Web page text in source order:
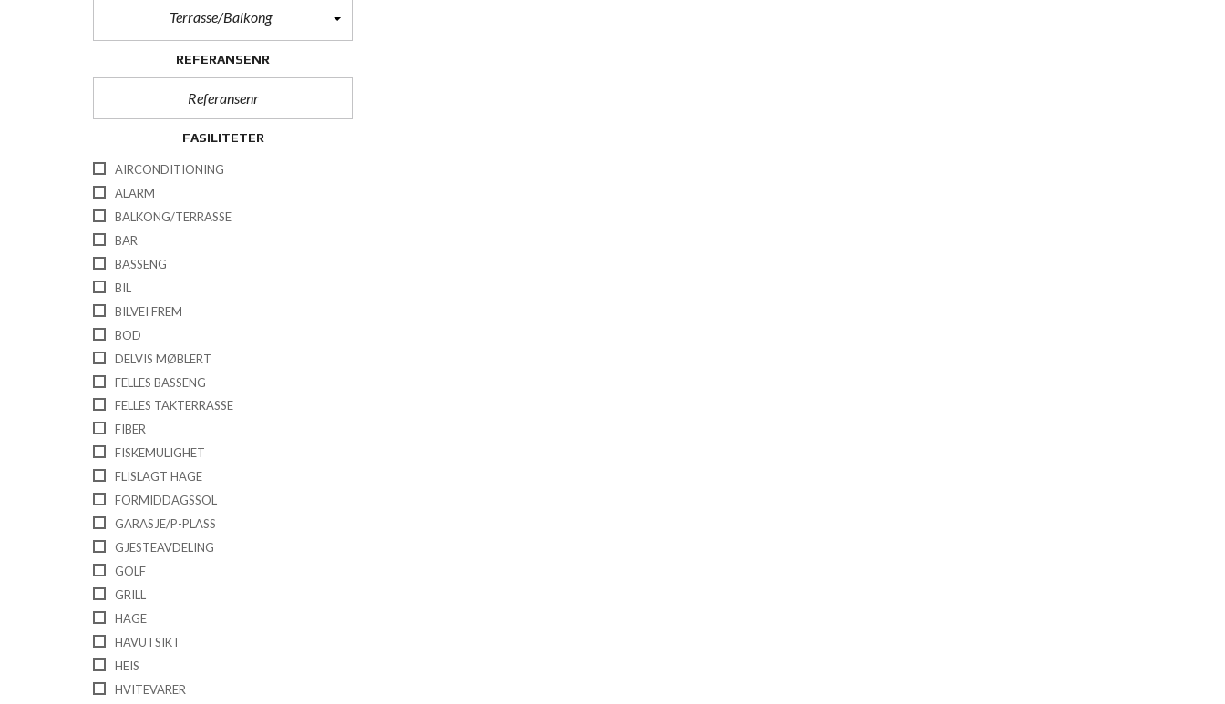
Terrasse/Balkong
REFERANSENR
FASILITETER
AIRCONDITIONING
ALARM
BALKONG/TERRASSE
BAR
BASSENG
BIL
BILVEI FREM
BOD
DELVIS MØBLERT
FELLES BASSENG
FELLES TAKTERRASSE
FIBER
FISKEMULIGHET
FLISLAGT HAGE
FORMIDDAGSSOL
GARASJE/P-PLASS
GJESTEAVDELING
GOLF
GRILL
HAGE
HAVUTSIKT
HEIS
HVITEVARER